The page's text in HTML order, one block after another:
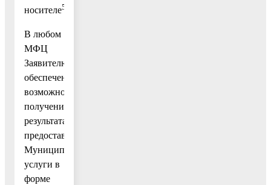
носителе5
В любом
МФЦ
Заявителю
обеспечена
возможность
получения
результата
предоставления
Муниципальной
услуги в
форме